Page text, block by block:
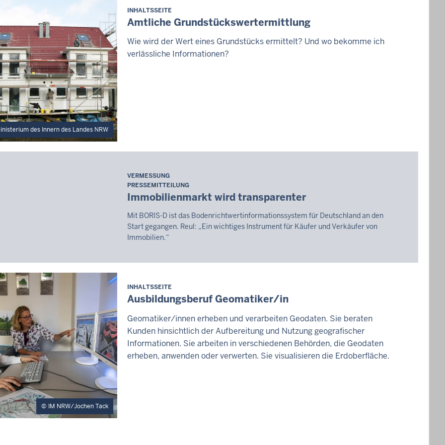
des Innern des Landes NRW
INHALTSSEITE
Amtliche Grundstückswertermittlung
Wie wird der Wert eines Grundstücks ermittelt? Und wo bekomme ich
verlässliche Informationen?
Freitag,
7.
August
2026
-
20:12
VERMESSUNG
PRESSEMITTEILUNG
Immobilienmarkt wird transparenter
Mit BORIS-D ist das Bodenrichtwertinformationssystem für Deutschland an den
Start gegangen. Reul: „Ein wichtiges Instrument für Käufer und Verkäufer von
Immobilien.“
IM NRW/Jochen Tack
INHALTSSEITE
Ausbildungsberuf Geomatiker/in
Geomatiker/innen erheben und verarbeiten Geodaten. Sie beraten
Kunden hinsichtlich der Aufbereitung und Nutzung geografischer
Informationen. Sie arbeiten in verschiedenen Behörden, die Geodaten
erheben, anwenden oder verwerten. Sie visualisieren die Erdoberfläche.